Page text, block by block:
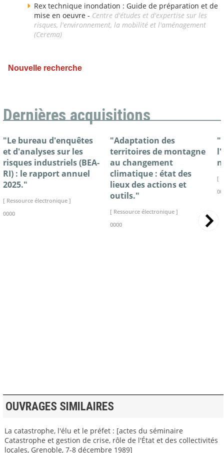
Rex technique inondation : Guide de préparation et de
mise en oeuvre - Centre d'études et d'expertise sur les
risques, l'environnement, la mobilité et l'aménagement
(Cerema)
Nouvelle recherche
Dernières acquisitions
"Le bureau d'enquêtes
et d'analyses sur les
risques industriels (BEA-
RI) : le rapport annuel
2025."
[ Ressource électronique ]
0000
"Adaptation des
territoires de montagne
au changement
climatique : état des
lieux des actions et
outils."
[ Ressource électronique ]
0000
[
OUVRAGES SIMILAIRES
La catastrophe, l'élu et le préfet : [actes du séminaire
Catastrophe et gestion de crise, rôle de l'État et des collectivités
locales, Grenoble, 7-8 décembre 1989]